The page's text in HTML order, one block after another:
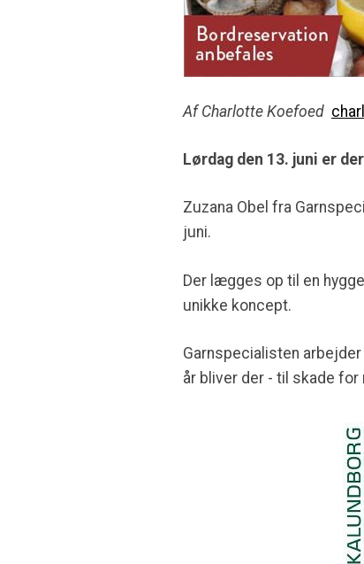
Af Charlotte Koefoed
Lørdag den 13. juni er
Zuzana Obel fra
juni.
Der lægges op til en
unikke koncept.
Garnspecialisten
år bliver der - til skade